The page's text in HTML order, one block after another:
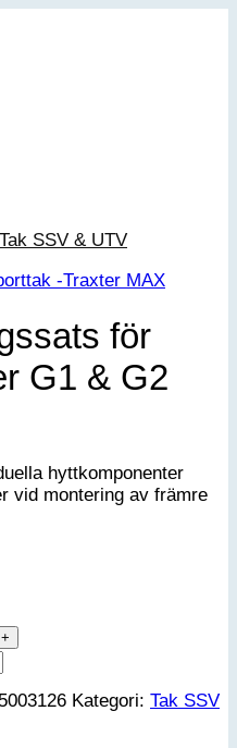
Tak SSV & UTV
för
G1 & G2
hyttkomponenter
vid montering av främre
Kategori: Tak SSV